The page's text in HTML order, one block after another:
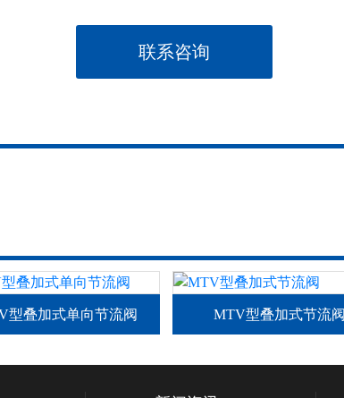
联系咨询
型叠加式单向节流阀
MTV型叠加式节流阀